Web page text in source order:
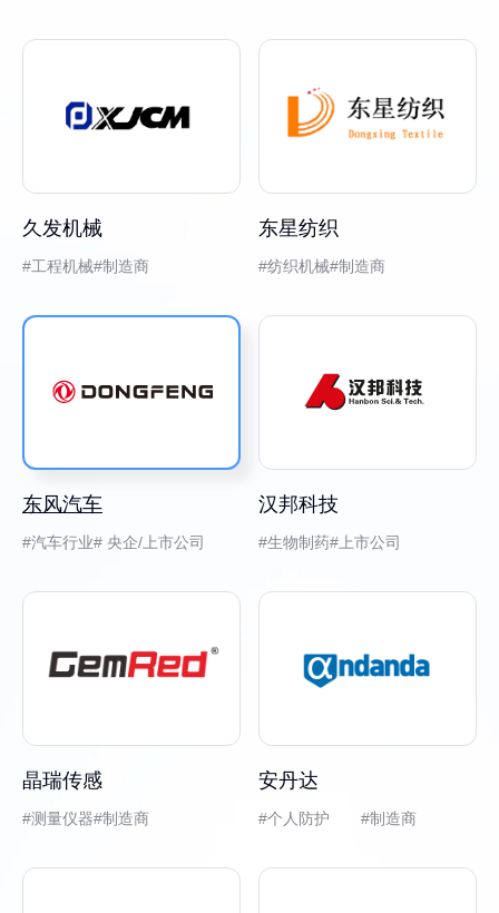
久发机械
工程机械 制造商
东星纺织
纺织机械 制造商
东风汽车
汽车行业 央企/上市公司
汉邦科技
生物制药 上市公司
晶瑞传感
测量仪器 制造商
安丹达
个人防护 #制造商